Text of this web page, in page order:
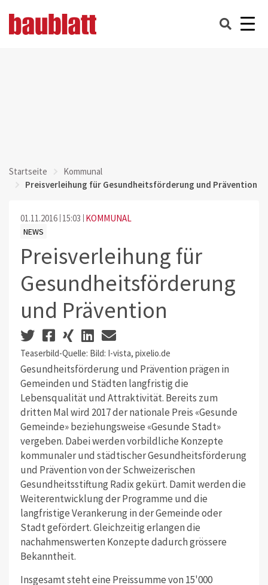
Startseite
Kommunal
Preisverleihung für Gesundheitsförderung und Prävention
01.11.2016 15:03 KOMMUNAL
NEWS
Preisverleihung für
Gesundheitsförderung
und Prävention
Teaserbild-Quelle: Bild: I-vista, pixelio.de
Gesundheitsförderung und Prävention prägen in
Gemeinden und Städten langfristig die
Lebensqualität und Attraktivität. Bereits zum
dritten Mal wird 2017 der nationale Preis «Gesunde
Gemeinde» beziehungsweise «Gesunde Stadt»
vergeben. Dabei werden vorbildliche Konzepte
kommunaler und städtischer Gesundheitsförderung
und Prävention von der Schweizerischen
Gesundheitsstiftung Radix gekürt. Damit werden die
Weiterentwicklung der Programme und die
langfristige Verankerung in der Gemeinde oder
Stadt gefördert. Gleichzeitig erlangen die
nachahmenswerten Konzepte dadurch grössere
Bekanntheit.
Insgesamt steht eine Preissumme von 15'000